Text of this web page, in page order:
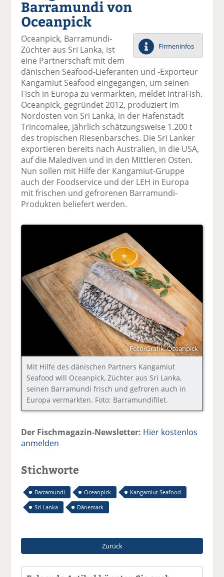
F
ac
e
b
o
o
k
te
il
e
n
tt
er
n
Li
n
k
e
di
n
te
il
e
n
E
m
ai
l
v
er
n
d
e
n
ck
e
n
Barramundi von
Oceanpick
Firmeninfos
Oceanpick, Barramundi-
Züchter aus Sri Lanka, ist
eine Partnerschaft mit dem
dänischen Seafood-Lieferanten und -Exporteur
Kangamiut Seafood eingegangen, um seinen
Fisch in Europa zu vermarkten, meldet IntraFish.
Oceanpick, gegründet 2012, produziert im
Nordosten von Sri Lanka, in der Hafenstadt
Trincomalee, jährlich schätzungsweise 1.200 t
des tropischen Riesenbarsches. Die Sri Lanker
exportieren bereits nach Australien, in die USA,
auf die Malediven und in den Mittleren Osten.
Nun sollen mit Hilfe der Kangamiut-Gruppe
auch der Foodservice und der LEH in Europa
mit frischen und gefrorenen Barramundi-
Produkten beliefert werden.
Foto/Grafik: Oceanpick
Mit Hilfe des dänischen Partners Kangamiut
Seafood will Oceanpick, Züchter aus Sri Lanka,
seinen Barramundi frisch und gefroren auch in
Europa vermarkten. Foto: Barramundifilet.
Der Fischmagazin-Newsletter: Hier kostenlos
anmelden
Stichworte
Barramundi Oceanpick
Kangamiut Seafood
Sri Lanka
Dänemark
Zurück